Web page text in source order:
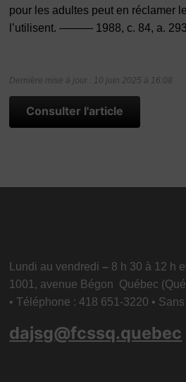
pour les adultes peut en réclamer
l’utilisent. ——— 1988, c. 84, a.
Dernière mise à jour : 10 juin 2025 à 16:08
Consulter l'article
Lundi au vendredi– 8 h 30 à 12 h
1001, avenue Bégon Québec
• Téléphone : 418 651-3220 •
dajsg@fcssq.quebec